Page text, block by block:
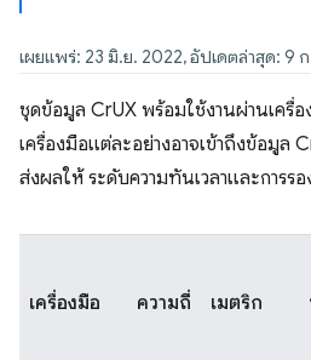
เผยแพร่: 23 มิ.ย. 2022, อัปเดตล่าสุด: 9
ชุดข้อมูล CrUX พร้อมใช้งานผ่านเครื่
เครื่องมือแต่ละอย่างอาจเข้าถึงข้อมูล
ส่งผลให้ ระดับความทันเวลาและการร
เครื่องมือ ความถี่ เมตริก